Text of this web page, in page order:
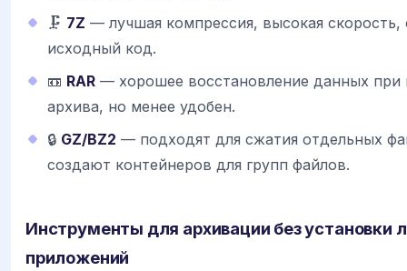
🗜️ 7Z — лучшая компрессия, высокая
исходный код.
📼 RAR — хорошее восстановление данных
архива, но менее удобен.
🔒 GZ/BZ2 — подходят для сжатия отдельных
создают контейнеров для групп файлов.
Инструменты для архивации без установки
приложений